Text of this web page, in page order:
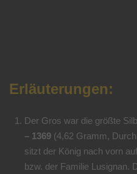
Erläuterungen:
Der Gros war die größte
– 1369 (4,62 Gramm,
sitzt der König nach vorn
bzw. der Familie Lusignan.